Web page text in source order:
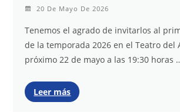
20 De Mayo De 2026
Tenemos el agrado de invitarlos al
de la temporada 2026 en el Teatro del
próximo 22 de mayo a las 19:30 horas
Leer más